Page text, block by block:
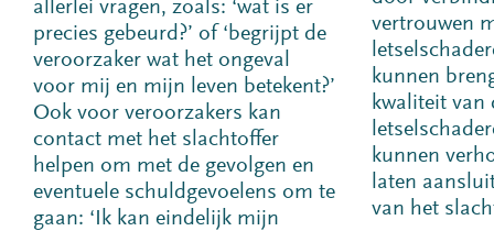
allerlei vragen, zoals: ‘wat is er
precies gebeurd?’ of ‘begrijpt de
veroorzaker wat het ongeval
voor mij en mijn leven betekent?’
Ook voor veroorzakers kan
contact met het slachtoffer
helpen om met de gevolgen en
eventuele schuldgevoelens om te
gaan: ‘Ik kan eindelijk mijn
vertrouwen
kunnen
kwaliteit van
kunnen
laten
van het